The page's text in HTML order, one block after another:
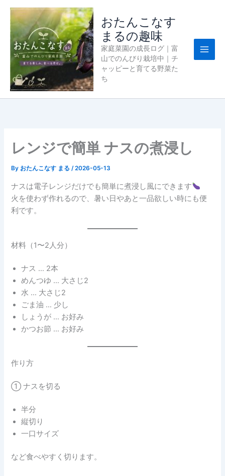
おたんこなす
まるの趣味
家庭菜園の成長ログ｜富
山でのんびり栽培中｜チ
ャッピーと育てる野菜た
ち
レンジで簡単 ナスの煮浸し
By おたんこなす まる/2026-05-13
ナスは電子レンジだけでも簡単に煮浸し風にできます
火を使わず作れるので、暑い日やあと一品欲しい時にも便
利です。
材料（1〜2人分）
ナス … 2本
めんつゆ … 大さじ2
水 … 大さじ2
ごま油 … 少し
しょうが … お好み
かつお節 … お好み
作り方
① ナスを切る
半分
縦切り
一口サイズ
など食べやすく切ります。